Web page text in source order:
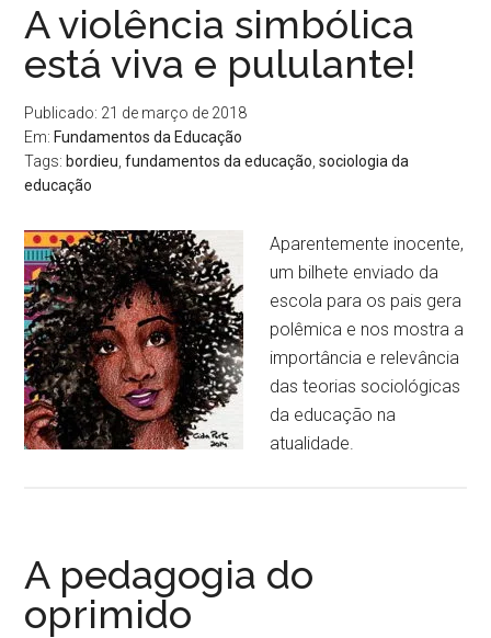
A violência simbólica
está viva e pululante!
Publicado: 21 de março de 2018
Em: Fundamentos da Educação
Tags: bordieu ,fundamentos da educação ,sociologia da
educação
Aparentemente inocente,
um bilhete enviado da
escola para os pais gera
polêmica e nos mostra a
importância e relevância
das teorias sociológicas
da educação na
atualidade.
A pedagogia do
oprimido